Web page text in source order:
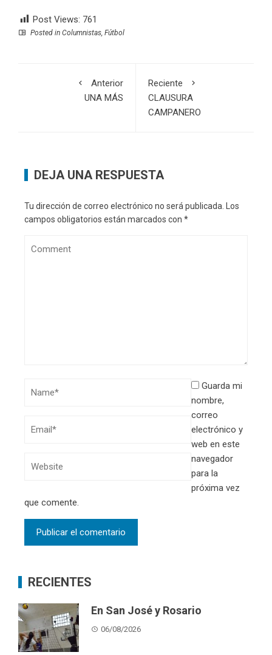
Post Views: 761
Posted in Columnistas, Fútbol
Anterior
UNA MÁS
Reciente
CLAUSURA
CAMPANERO
DEJA UNA RESPUESTA
Tu dirección de correo electrónico no será publicada. Los
campos obligatorios están marcados con *
Guarda mi
nombre,
correo
electrónico y
web en este
navegador
para la
próxima vez
que comente.
RECIENTES
En San José y Rosario
06/08/2026